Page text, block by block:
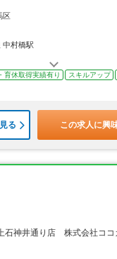
区
中村橋駅
育休取得実績有り スキルアップ
る この求人に興
石神井通り店 株式会社ココ